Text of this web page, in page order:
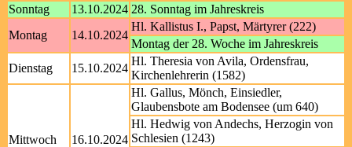
Sonntag
13.10.2024 28. Sonntag im Jahreskreis
Montag
14.10.2024
Hl. Kallistus I., Papst, Märtyrer (222)
Montag der 28. Woche im Jahreskreis
Dienstag
15.10.2024
Hl. Theresia von Avila, Ordensfrau,
Kirchenlehrerin (1582)
Mittwoch 16.10.2024
Hl. Gallus, Mönch, Einsiedler,
Glaubensbote am Bodensee (um 640)
Hl. Hedwig von Andechs, Herzogin von
Schlesien (1243)